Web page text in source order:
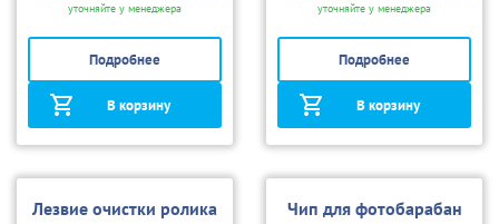
уточняйте у менеджера
Подробнее
В корзину
уточняйте у менеджера
Подробнее
В корзину
Лезвие очистки ролика
Чип для фотобарабан